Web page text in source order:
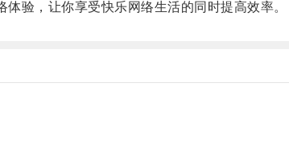
验，让你享受快乐网络生活的同时提高效率。